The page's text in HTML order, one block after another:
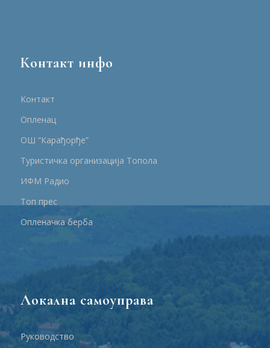
Контакт инфо
Контакт
Опленац
ОШ “Карађорђе”
Туристичка организација Топола
ИФМ Радио
Топ прес
Опленачка берба
Локална самоуправа
Руководство